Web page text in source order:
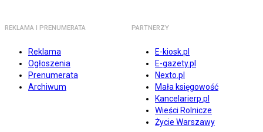
REKLAMA I PRENUMERATA
Reklama
Ogłoszenia
Prenumerata
Archiwum
PARTNERZY
E-kiosk.pl
E-gazety.pl
Nexto.pl
Mała księgowość
Kancelarierp.pl
Wieści Rolnicze
Życie Warszawy